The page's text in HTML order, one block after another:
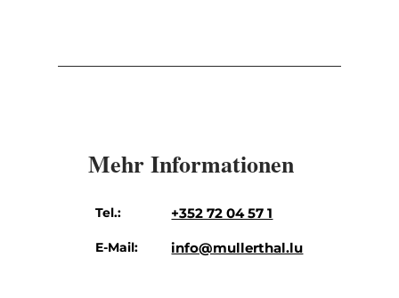
Mehr Informationen
Tel.: +352 72 04 57 1
E-Mail: info@mullerthal.lu